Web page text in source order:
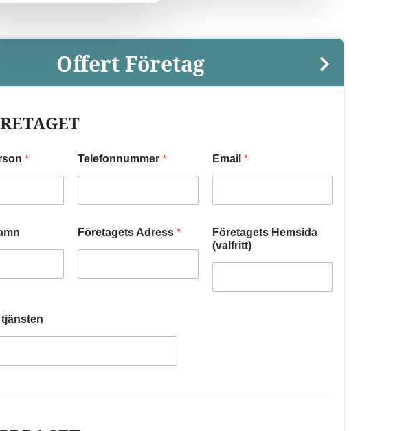
Offert Företag
* Telefonnummer* Email *
Företagets Adress*
Företagets Hemsida
(valfritt)